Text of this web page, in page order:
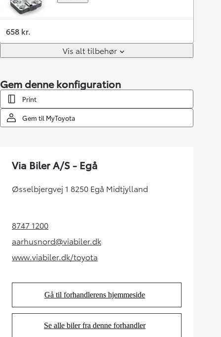
658 kr.
Vis alt tilbehør
Gem denne konfiguration
Print
Gem til MyToyota
Via Biler A/S - Egå
Øsselbjergvej 1 8250 Egå Midtjylland
8747 1200(Opens in new tab)
aarhusnord@viabiler.dk
(Opens in new tab)
www.viabiler.dk/toyota
(Opens in new tab)
Gå til forhandlerens hjemmeside
(Opens in new tab)
Se alle biler fra denne forhandler
(Opens in new tab)